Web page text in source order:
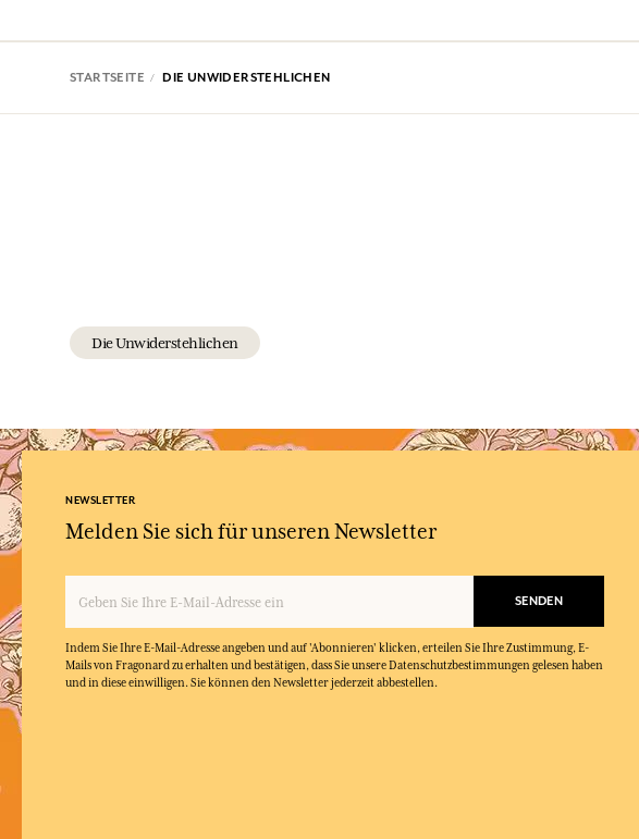
STARTSEITE DIE UNWIDERSTEHLICHEN
Die Unwiderstehlichen
NEWSLETTER
Melden Sie sich für unseren Newsletter
SENDEN
Indem Sie Ihre E-Mail-Adresse angeben und auf 'Abonnieren' klicken, erteilen Sie Ihre Zustimmung, E-
Mails von Fragonard zu erhalten und bestätigen, dass Sie unsere Datenschutzbestimmungen gelesen haben
und in diese einwilligen. Sie können den Newsletter jederzeit abbestellen.